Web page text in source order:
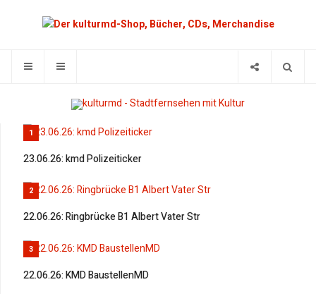
1
23.06.26: kmd Polizeiticker
2
22.06.26: Ringbrücke B1 Albert Vater Str
3
22.06.26: KMD BaustellenMD